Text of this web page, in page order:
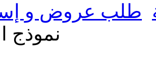
طلب عروض و
نموذج